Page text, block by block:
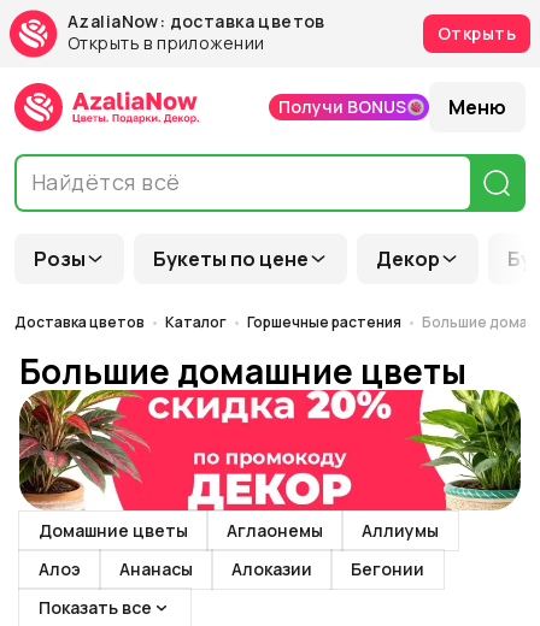
AzaliaNow: доставка цветов
Открыть в приложении
Открыть
Розы Букеты по цене Декор
Получи BONUS Меню
Доставка цветов Каталог Горшечные растения Большие
Большие домашние цветы
Домашние цветы Аглаонемы
Аллиумы
Алоэ
Ананасы Алоказии
Бегонии
Показать все